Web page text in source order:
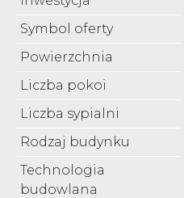
Symbol oferty
Powierzchnia
Liczba pokoi
Liczba sypialni
Rodzaj budynku
Technologia
budowlana